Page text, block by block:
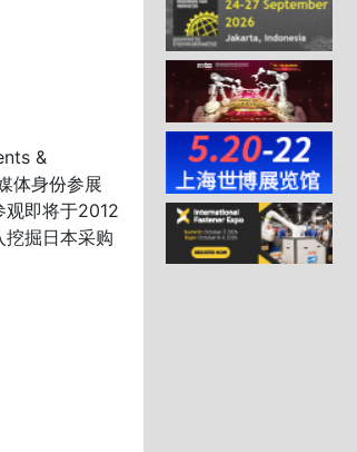
&
体身份参展
观即将于2012
挖掘日本采购